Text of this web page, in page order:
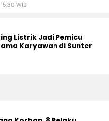
WIB
Listrik Jadi Pemicu
Karyawan di Sunter